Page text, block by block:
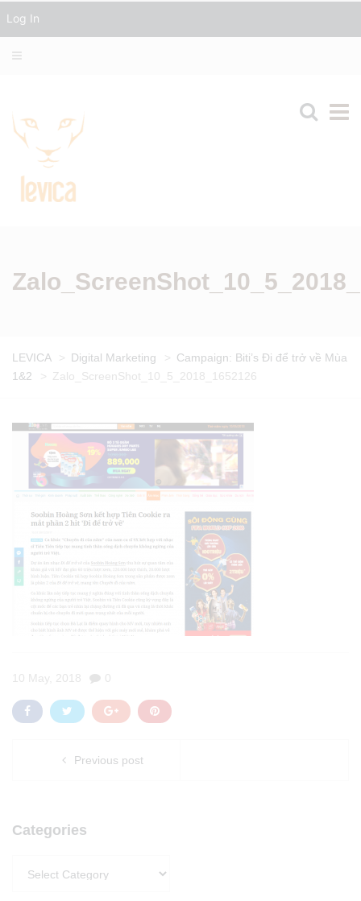
LEVICA > Digital Marketing >
Campaign: Biti’s Đi để trở về Mùa
1&2
> Zalo_ScreenShot_10_5_2018_1652126
10 May, 2018 0
Previous post
Categories
Log In